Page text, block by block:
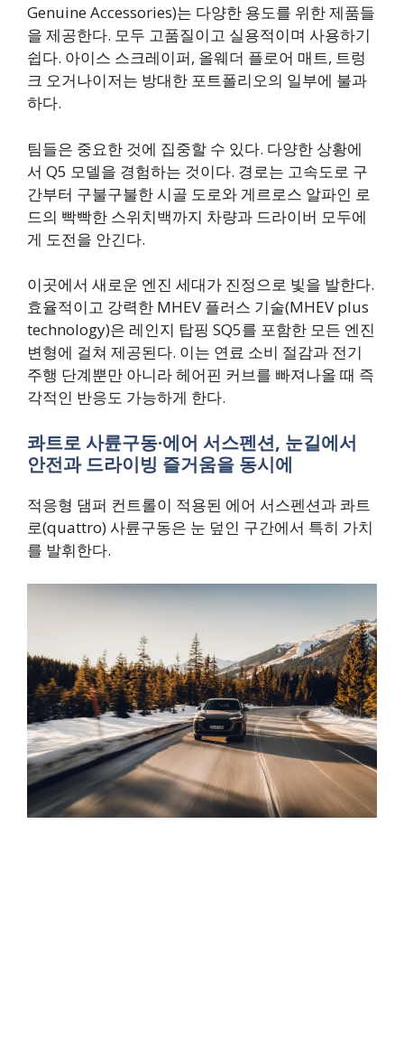
Genuine Accessories)는 다양한 용도를 위한 제품들
을 제공한다. 모두 고품질이고 실용적이며 사용하기
쉽다. 아이스 스크레이퍼, 올웨더 플로어 매트, 트렁
크 오거나이저는 방대한 포트폴리오의 일부에 불과
하다.
팀들은 중요한 것에 집중할 수 있다. 다양한 상황에
서 Q5 모델을 경험하는 것이다. 경로는 고속도로 구
간부터 구불구불한 시골 도로와 게르로스 알파인 로
드의 빡빡한 스위치백까지 차량과 드라이버 모두에
게 도전을 안긴다.
이곳에서 새로운 엔진 세대가 진정으로 빛을 발한다.
효율적이고 강력한 MHEV 플러스 기술(MHEV plus
technology)은 레인지 탑핑 SQ5를 포함한 모든 엔진
변형에 걸쳐 제공된다. 이는 연료 소비 절감과 전기
주행 단계뿐만 아니라 헤어핀 커브를 빠져나올 때 즉
각적인 반응도 가능하게 한다.
콰트로 사륜구동·에어 서스펜션, 눈길에서
안전과 드라이빙 즐거움을 동시에
적응형 댐퍼 컨트롤이 적용된 에어 서스펜션과 콰트
로(quattro) 사륜구동은 눈 덮인 구간에서 특히 가치
를 발휘한다.